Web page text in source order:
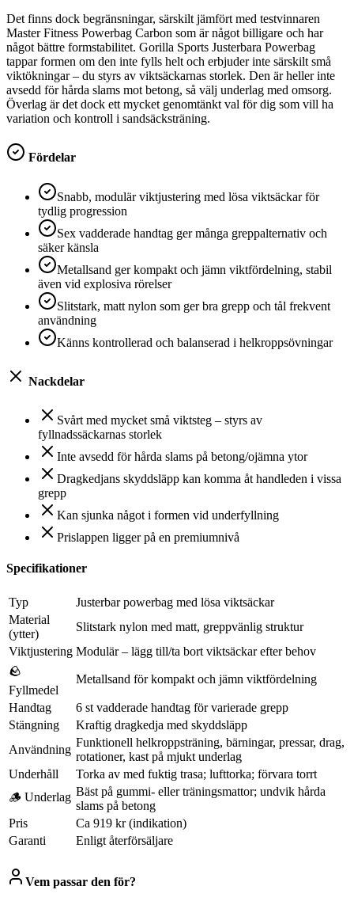
Det finns dock begränsningar, särskilt jämfört med testvinnaren
Master Fitness Powerbag Carbon som är något billigare och har
något bättre formstabilitet. Gorilla Sports Justerbara Powerbag
tappar formen om den inte fylls helt och erbjuder inte särskilt små
viktökningar – du styrs av viktsäckarnas storlek. Den är heller inte
avsedd för hårda slams mot betong, så välj underlag med omsorg.
Överlag är det dock ett mycket genomtänkt val för dig som vill ha
variation och kontroll i sandsäcksträning.
Fördelar
Snabb, modulär viktjustering med lösa viktsäckar för
tydlig progression
Sex vadderade handtag ger många greppalternativ och
säker känsla
Metallsand ger kompakt och jämn viktfördelning, stabil
även vid explosiva rörelser
Slitstark, matt nylon som ger bra grepp och tål frekvent
användning
Känns kontrollerad och balanserad i helkroppsövningar
Nackdelar
Svårt med mycket små viktsteg – styrs av
fyllnadssäckarnas storlek
Inte avsedd för hårda slams på betong/ojämna ytor
Dragkedjans skyddsläpp kan komma åt handleden i vissa
grepp
Kan sjunka något i formen vid underfyllning
Prislappen ligger på en premiumnivå
Specifikationer
Typ
Justerbar powerbag med lösa viktsäckar
Material
(ytter)
Slitstark nylon med matt, greppvänlig struktur
Viktjustering Modulär – lägg till/ta bort viktsäckar efter behov
🪨
Fyllmedel
Metallsand för kompakt och jämn viktfördelning
Handtag
6 st vadderade handtag för varierade grepp
Stängning
Kraftig dragkedja med skyddsläpp
Användning
Funktionell helkroppsträning, bärningar, pressar, drag,
rotationer, kast på mjukt underlag
Underhåll
Torka av med fuktig trasa; lufttorka; förvara torrt
🪵 Underlag Bäst på gummi- eller träningsmattor; undvik hårda
slams på betong
Pris
Ca 919 kr (indikation)
Garanti
Enligt återförsäljare
Vem passar den för?